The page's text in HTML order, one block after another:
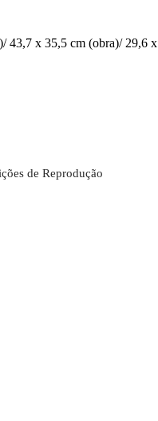
43,7 x 35,5 cm (obra)/ 29,6 x
de Reprodução